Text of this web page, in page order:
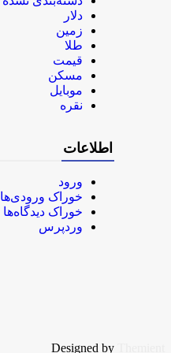
دلار
زمین
طلا
قیمت
مسکن
موبایل
نقره
اطلاعات
ورود
خوراک ورودی‌ها
خوراک دیدگاه‌ها
وردپرس
Designed by